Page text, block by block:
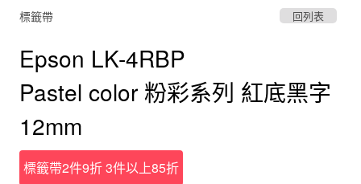
標籤帶 回列表
Epson LK-4RBP
Pastel color 粉彩系列 紅底黑字
12mm
標籤帶2件9折 3件以上85折